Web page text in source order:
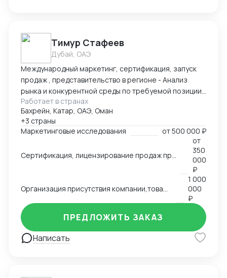
Тимур Стафеев
Дубай, ОАЭ
Международный маркетинг, сертификация, запуск
продаж , представительство в регионе - Анализ
рынка и конкурентной среды по требуемой позиции/
группе товаров, обзор и анализ цен, конкурирующих
брендов, конкурентов по группам, обзор трендов,
национальных особенностей и традиции, основных
груп потребителей на региональных рынках. swot
продукции, адоптация к условиям и требованиям
дистрибутов, партнеров - Представление интересов
Вашей компании в регионе
Работает в странах
Бахрейн, Катар, ОАЭ, Оман
+3 страны
Маркетинговые исследования
от500 000 ₽
от
350
000
₽
Организация присутствия компании,товаров, услуг на международном рынке, запуск продаж
1 000
000
₽
Написать
ПРЕДЛОЖИТЬ ЗАКАЗ